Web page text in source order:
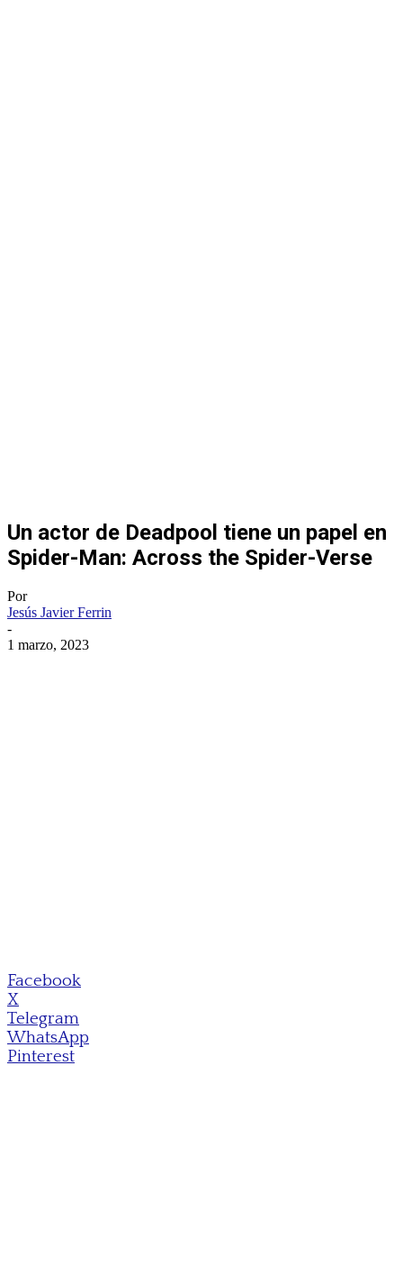
Un actor de Deadpool tiene un papel en
Spider-Man: Across the Spider-Verse
Por
Jesús Javier Ferrin
-
1 marzo, 2023
Facebook
X
Telegram
WhatsApp
Pinterest